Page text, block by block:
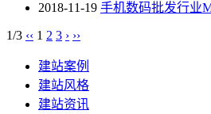
2018-11-19 手机数码批发行业
1/3 ‹‹ 1 2 3 › ››
建站案例
建站风格
建站资讯